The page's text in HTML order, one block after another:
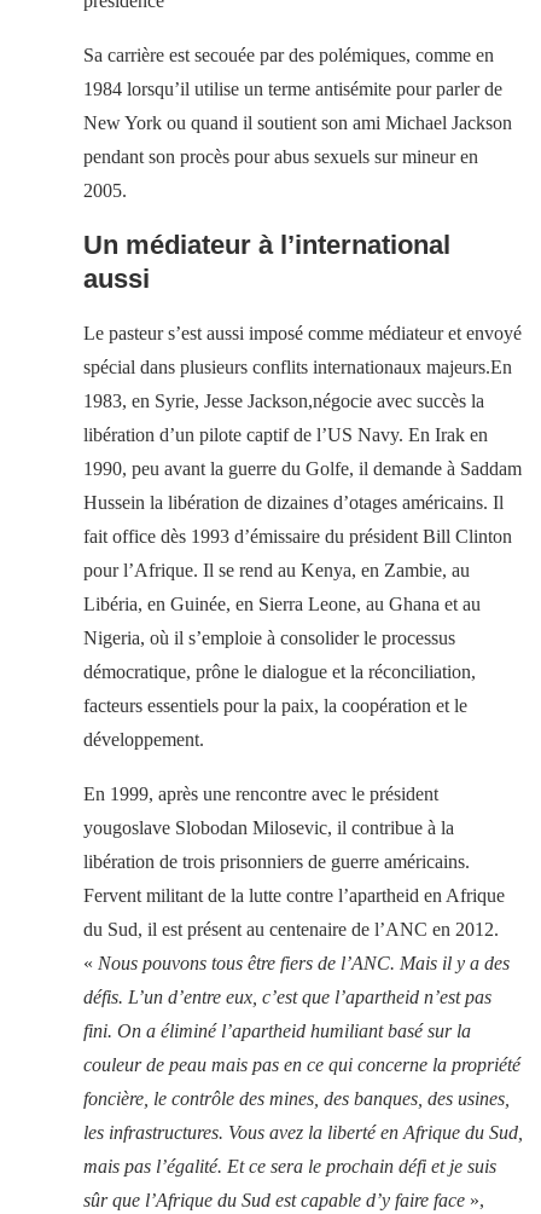
Sa carrière est secouée par des polémiques, comme en
1984 lorsqu’il utilise un terme antisémite pour parler de
New York ou quand il soutient son ami Michael Jackson
pendant son procès pour abus sexuels sur mineur en
2005.
Un médiateur à l’international
aussi
Le pasteur s’est aussi imposé comme médiateur et envoyé
spécial dans plusieurs conflits internationaux majeurs.En
1983, en Syrie, Jesse Jackson,négocie avec succès la
libération d’un pilote captif de l’US Navy. En Irak en
1990, peu avant la guerre du Golfe, il demande à Saddam
Hussein la libération de dizaines d’otages américains. Il
fait office dès 1993 d’émissaire du président Bill Clinton
pour l’Afrique. Il se rend au Kenya, en Zambie, au
Libéria, en Guinée, en Sierra Leone, au Ghana et au
Nigeria, où il s’emploie à consolider le processus
démocratique, prône le dialogue et la réconciliation,
facteurs essentiels pour la paix, la coopération et le
développement.
En 1999, après une rencontre avec le président
yougoslave Slobodan Milosevic, il contribue à la
libération de trois prisonniers de guerre américains.
Fervent militant de la lutte contre l’apartheid en Afrique
du Sud, il est présent au centenaire de l’ANC en 2012.
« Nous pouvons tous être fiers de l’ANC. Mais il y a des
défis. L’un d’entre eux, c’est que l’apartheid n’est pas
fini. On a éliminé l’apartheid humiliant basé sur la
couleur de peau mais pas en ce qui concerne la propriété
foncière, le contrôle des mines, des banques, des usines,
les infrastructures. Vous avez la liberté en Afrique du Sud,
mais pas l’égalité. Et ce sera le prochain défi et je suis
sûr que l’Afrique du Sud est capable d’y faire face »,